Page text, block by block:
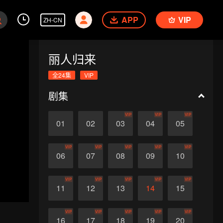
ZH-CN APP VIP
丽人归来
全24集 VIP
剧集
01 02 03
VIP
04
VIP
05
VIP
06
VIP
07
VIP
08
VIP
09
VIP
10
VIP
11
VIP
12
VIP
13
VIP
14
VIP
15
VIP
16
VIP
17
VIP
18
VIP
19
VIP
20
VIP